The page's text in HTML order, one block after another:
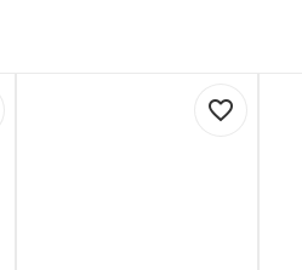
favorite_border